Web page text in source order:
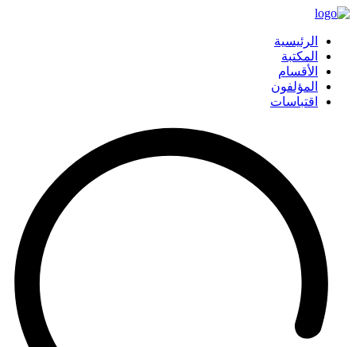
الرئيسية
المكتبة
الأقسام
المؤلفون
اقتباسات